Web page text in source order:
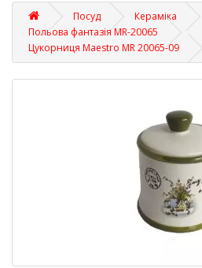
Посуд
Кераміка
Польова фантазія MR-20065
Цукорниця Maestro MR 20065-09